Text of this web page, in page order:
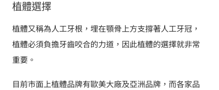
植體選擇
植體又稱為人工牙根，埋在顎骨上方支撐著人工牙冠，
植體必須負擔牙齒咬合的力道，因此植體的選擇就非常
重要。
目前市面上植體品牌有歐美大廠及亞洲品牌，而各家品